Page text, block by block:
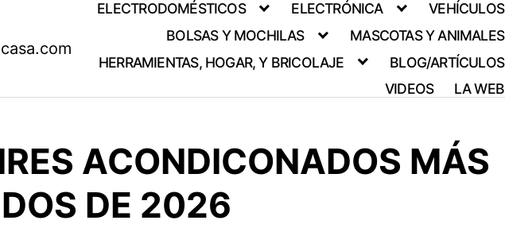
ELECTRODOMÉSTICOS ELECTRÓNICA
VEHÍCULOS
BOLSAS Y MOCHILAS
MASCOTAS Y ANIMALES
HERRAMIENTAS, HOGAR, Y BRICOLAJE
BLOG/ARTÍCULOS
VIDEOS
LA WEB
ACONDICONADOS MÁS
DE 2026